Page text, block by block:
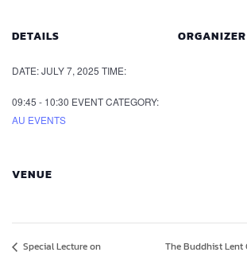
DETAILS
DATE:JULY 7, 2025 TIME:
09:45 - 10:30 EVENT CATEGORY:
AU EVENTS
ORGANIZER
VENUE
Special Lecture on
The Buddhist Lent